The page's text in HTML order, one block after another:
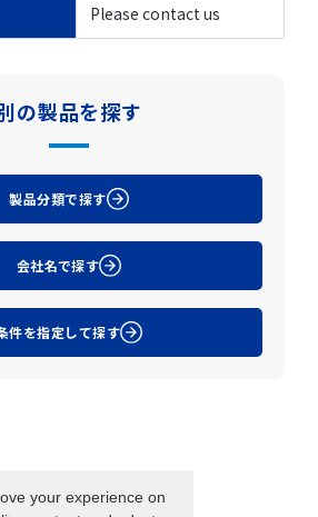
your experience on
Please contact us
の製品を探す
製品分類で探す
会社名で探す
件を指定して探す